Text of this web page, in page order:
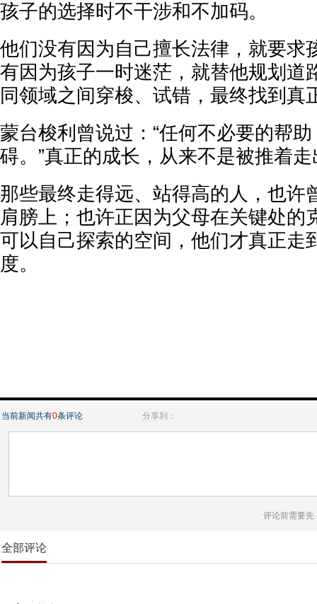
孩子的选择时不干涉和不加码。
他们没有因为自己擅长法律，就要求
有因为孩子一时迷茫，就替他规划道
同领域之间穿梭、试错，最终找到真
蒙台梭利曾说过：“任何不必要的帮
碍。”真正的成长，从来不是被推着
那些最终走得远、站得高的人，也许
肩膀上；也许正因为父母在关键处的
可以自己探索的空间，他们才真正走
度。
当前新闻共有0条评论 分享到：
评论前需要先
全部评论